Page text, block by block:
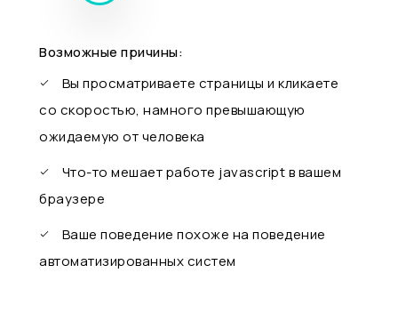
Возможные причины:
Вы просматриваете страницы и кликаете
со скоростью, намного превышающую
ожидаемую от человека
Что-то мешает работе javascript в вашем
браузере
Ваше поведение похоже на поведение
автоматизированных систем